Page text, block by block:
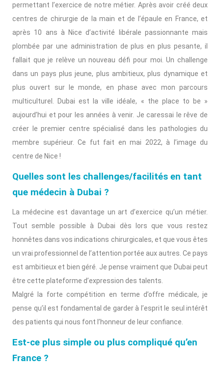
permettant l’exercice de notre métier. Après avoir créé deux
centres de chirurgie de la main et de l’épaule en France, et
après 10 ans à Nice d’activité libérale passionnante mais
plombée par une administration de plus en plus pesante, il
fallait que je relève un nouveau défi pour moi. Un challenge
dans un pays plus jeune, plus ambitieux, plus dynamique et
plus ouvert sur le monde, en phase avec mon parcours
multiculturel. Dubai est la ville idéale, « the place to be »
aujourd’hui et pour les années à venir. Je caressai le rêve de
créer le premier centre spécialisé dans les pathologies du
membre supérieur. Ce fut fait en mai 2022, à l’image du
centre de Nice !
Quelles sont les challenges/facilités en tant
que médecin à Dubai ?
La médecine est davantage un art d’exercice qu’un métier.
Tout semble possible à Dubai dès lors que vous restez
honnêtes dans vos indications chirurgicales, et que vous êtes
un vrai professionnel de l’attention portée aux autres. Ce pays
est ambitieux et bien géré. Je pense vraiment que Dubai peut
être cette plateforme d’expression des talents.
Malgré la forte compétition en terme d’offre médicale, je
pense qu’il est fondamental de garder à l’esprit le seul intérêt
des patients qui nous font l’honneur de leur confiance.
Est-ce plus simple ou plus compliqué qu’en
France ?